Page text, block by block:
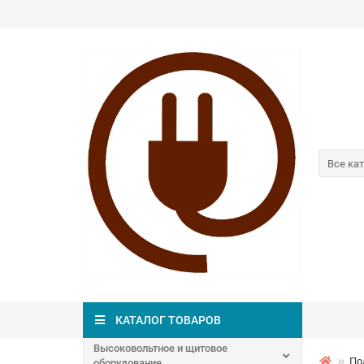
Все
КАТАЛОГ ТОВАРОВ
Высоковольтное и щитовое